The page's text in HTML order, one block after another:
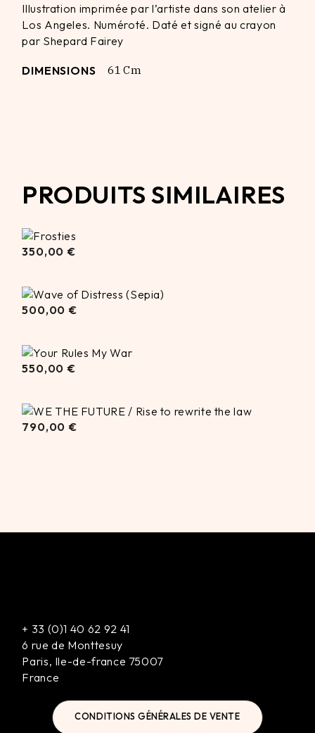
Illustration imprimée par l’artiste dans son atelier à
Los Angeles. Numéroté. Daté et signé au crayon
par Shepard Fairey
DIMENSIONS 61 Cm
PRODUITS SIMILAIRES
350,00 €
500,00 €
550,00 €
790,00
790,00 €
+ 33 (0)1 40 62 92 41
6 rue de Monttesuy
Paris, Ile-de-france 75007
France
CONDITIONS GÉNÉRALES DE VENTE